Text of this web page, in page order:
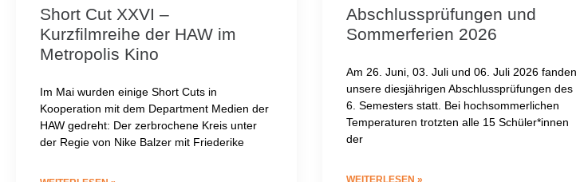
Short Cut XXVI –
Kurzfilmreihe der HAW im
Metropolis Kino
Im Mai wurden einige Short Cuts in
Kooperation mit dem Department Medien der
HAW gedreht: Der zerbrochene Kreis unter
der Regie von Nike Balzer mit Friederike
Abschlussprüfungen und
Sommerferien 2026
Am 26. Juni, 03. Juli und 06. Juli 2026 fanden
unsere diesjährigen Abschlussprüfungen des
6. Semesters statt. Bei hochsommerlichen
Temperaturen trotzten alle 15 Schüler*innen
der
WEITERLESEN »